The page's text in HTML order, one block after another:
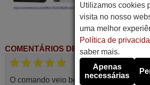
COMENTÁRIOS DE CLIENTES
O comando veio bem embrulhado e
Utilizamos cookies
visita no nosso
uma melhor
Política de
saber mais.
Apenas
necessárias